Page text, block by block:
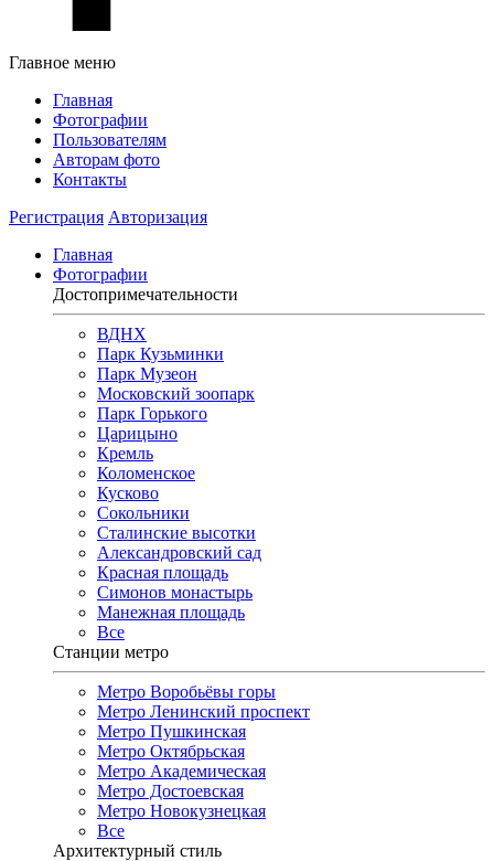
Главное меню
Главная
Фотографии
Пользователям
Авторам фото
Контакты
Регистрация Авторизация
Главная
Фотографии
Достопримечательности
ВДНХ
Парк Кузьминки
Парк Музеон
Московский зоопарк
Парк Горького
Царицыно
Кремль
Коломенское
Кусково
Сокольники
Сталинские высотки
Александровский сад
Красная площадь
Симонов монастырь
Манежная площадь
Все
Станции метро
Метро Воробьёвы горы
Метро Ленинский проспект
Метро Пушкинская
Метро Октябрьская
Метро Академическая
Метро Достоевская
Метро Новокузнецкая
Все
Архитектурный стиль